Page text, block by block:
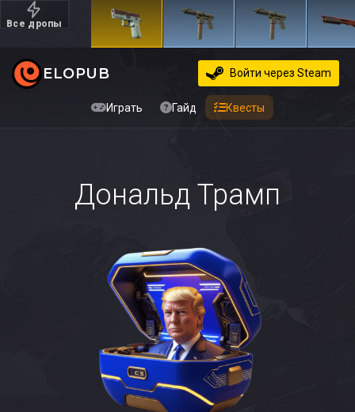
Все дропы
Дорогие
ELOPUB
Играть Гайд Квесты
Войти через Steam
Дональд Трамп